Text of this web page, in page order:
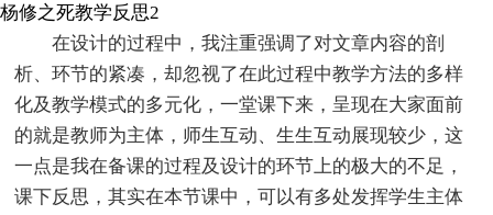
杨修之死教学反思2
在设计的过程中，我注重强调了对文章内容的剖
析、环节的紧凑，却忽视了在此过程中教学方法的多样
化及教学模式的多元化，一堂课下来，呈现在大家面前
的就是教师为主体，师生互动、生生互动展现较少，这
一点是我在备课的过程及设计的环节上的极大的不足，
课下反思，其实在本节课中，可以有多处发挥学生主体